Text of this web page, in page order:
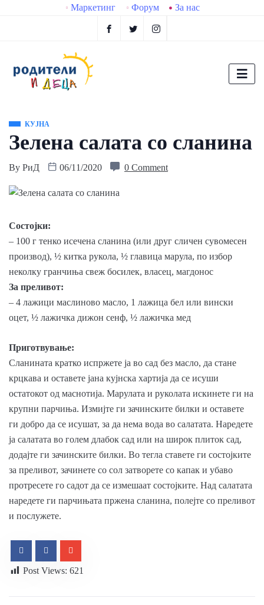
Маркетинг Форум За нас
КУЈНА
Зелена салата со сланина
By РиД 06/11/2020 0 Comment
Сoстојки:
– 100 г тенко исечена сланина (или друг сличен сувомесен
производ), ½ китка рукола, ½ главица марула, по избор
неколку гранчиња свеж босилек, власец, магдонос
За преливот:
– 4 лажици маслиново масло, 1 лажица бел или вински
оцет, ½ лажичка дижон сенф, ½ лажичка мед
Приготвување:
Сланината кратко испржете ја во сад без масло, да стане
крцкава и оставете јана кујнска хартија да се исуши
остатокот од маснотија. Марулата и руколата искинете ги на
крупни парчиња. Измијте ги зачинските билки и оставете
ги добро да се исушат, за да нема вода во салатата. Наредете
ја салатата во голем длабок сад или на широк плиток сад,
додајте ги зачинските билки. Во тегла ставете ги состојките
за преливот, зачинете со сол затворете со капак и убаво
протресете го садот да се измешаат состојките. Над салатата
наредете ги парчињата пржена сланина, полејте со преливот
и послужете.
Post Views: 621